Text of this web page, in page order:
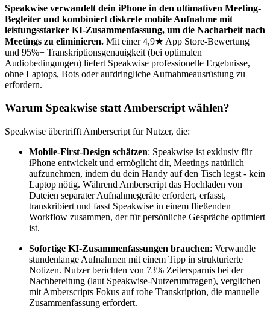
Speakwise verwandelt dein iPhone in den ultimativen Meeting-
Begleiter und kombiniert diskrete mobile Aufnahme mit
leistungsstarker KI-Zusammenfassung, um die Nacharbeit nach
Meetings zu eliminieren. Mit einer 4,9★ App Store-Bewertung
und 95%+ Transkriptionsgenauigkeit (bei optimalen
Audiobedingungen) liefert Speakwise professionelle Ergebnisse,
ohne Laptops, Bots oder aufdringliche Aufnahmeausrüstung zu
erfordern.
Warum Speakwise statt Amberscript wählen?
Speakwise übertrifft Amberscript für Nutzer, die:
Mobile-First-Design schätzen: Speakwise ist exklusiv für
iPhone entwickelt und ermöglicht dir, Meetings natürlich
aufzunehmen, indem du dein Handy auf den Tisch legst - kein
Laptop nötig. Während Amberscript das Hochladen von
Dateien separater Aufnahmegeräte erfordert, erfasst,
transkribiert und fasst Speakwise in einem fließenden
Workflow zusammen, der für persönliche Gespräche optimiert
ist.
Sofortige KI-Zusammenfassungen brauchen: Verwandle
stundenlange Aufnahmen mit einem Tipp in strukturierte
Notizen. Nutzer berichten von 73% Zeitersparnis bei der
Nachbereitung (laut Speakwise-Nutzerumfragen), verglichen
mit Amberscripts Fokus auf rohe Transkription, die manuelle
Zusammenfassung erfordert.